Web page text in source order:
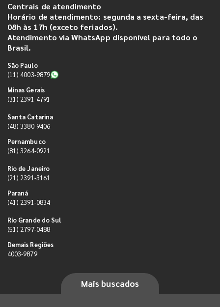
Centrais de atendimento
Horário de atendimento: segunda a sexta-feira, das
08h às 17h (exceto feriados).
Atendimento via WhatsApp disponível para todo o
Brasil.
São Paulo
(11) 4003-9879
Minas Gerais
(31) 2391-4791
Santa Catarina
(48) 3380-9406
Pernambuco
(81) 3264-0921
Rio de Janeiro
(21) 2391-3161
Paraná
(41) 2391-0834
Rio Grande do Sul
(51) 2797-0488
Demais Regiões
4003-9879
Mais buscados